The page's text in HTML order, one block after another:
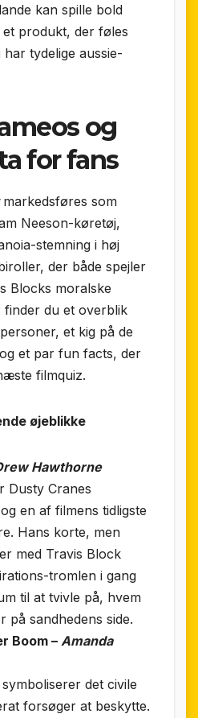
kan spille bold
produkt, der føles
tydelige aussie-
og
for fans
markedsføres som
Neeson-køretøj,
stemning i høj
der både spejler
Blocks moralske
finder du et overblik
et kig på de
et par fun facts, der
filmquiz.
øjeblikke
Hawthorne
Dusty Cranes
en af filmens tidligste
Hans korte, men
med Travis Block
tromlen i gang
til at tvivle på, hvem
på sandhedens side.
Boom – Amanda
symboliserer det civile
forsøger at beskytte.